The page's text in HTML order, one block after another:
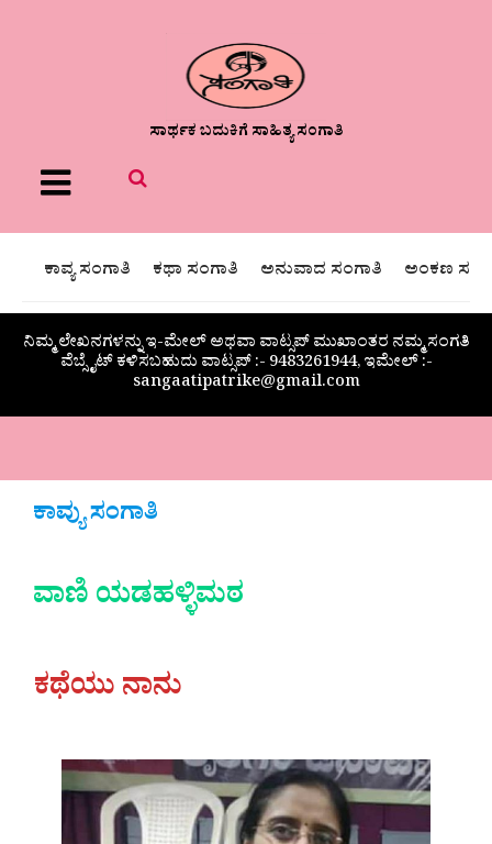
ಸಾರ್ಥಕ ಬದುಕಿಗೆ ಸಾಹಿತ್ಯ ಸಂಗಾತಿ
Menu
ಕಾವ್ಯ ಸಂಗಾತಿ ಕಥಾ ಸಂಗಾತಿ ಅನುವಾದ ಸಂಗಾತಿ ಅಂಕಣ
ನಿಮ್ಮ ಲೇಖನಗಳನ್ನು ಇ-ಮೇಲ್ ಅಥವಾ ವಾಟ್ಸಪ್ ಮುಖಾಂತರ ನಮ್ಮ ಸಂಗತಿ
ವೆಬ್ಸೈಟ್ ಕಳಿಸಬಹುದು ವಾಟ್ಸಪ್‌ :- 9483261944, ಇಮೇಲ್ :-
sangaatipatrike@gmail.com
ಕಾವ್ಯು ಸಂಗಾತಿ
ವಾಣಿ ಯಡಹಳ್ಳಿಮಠ
ಕಥೆಯು ನಾನು